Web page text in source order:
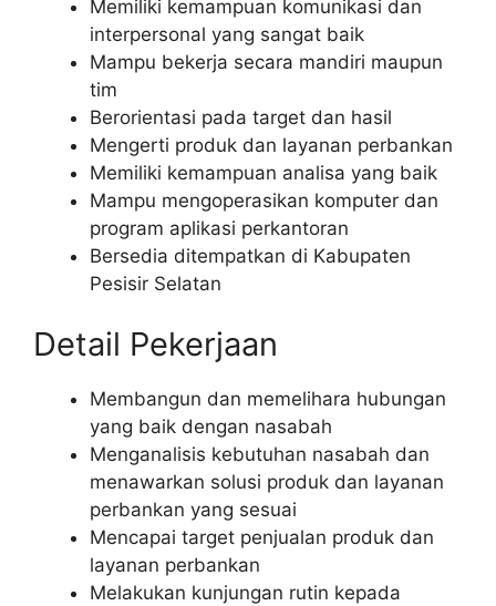
Memiliki kemampuan komunikasi dan
interpersonal yang sangat baik
Mampu bekerja secara mandiri maupun
tim
Berorientasi pada target dan hasil
Mengerti produk dan layanan perbankan
Memiliki kemampuan analisa yang baik
Mampu mengoperasikan komputer dan
program aplikasi perkantoran
Bersedia ditempatkan di Kabupaten
Pesisir Selatan
Detail Pekerjaan
Membangun dan memelihara hubungan
yang baik dengan nasabah
Menganalisis kebutuhan nasabah dan
menawarkan solusi produk dan layanan
perbankan yang sesuai
Mencapai target penjualan produk dan
layanan perbankan
Melakukan kunjungan rutin kepada